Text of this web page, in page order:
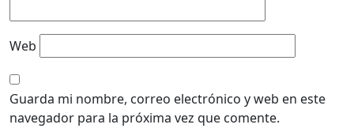
Web
Guarda mi nombre, correo electrónico y web en este
navegador para la próxima vez que comente.